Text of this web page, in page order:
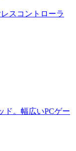
スコントローラ
ド。幅広いPCゲー